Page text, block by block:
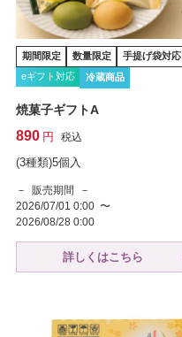
期間限定 数量限定
手提げ袋対応
eギフト対応
冷蔵商品
焼菓子ギフトA
890 税込
(3種類)5個入
販売期間
2026/07/01 0:00 〜
2026/08/28 0:00
詳しくはこちら